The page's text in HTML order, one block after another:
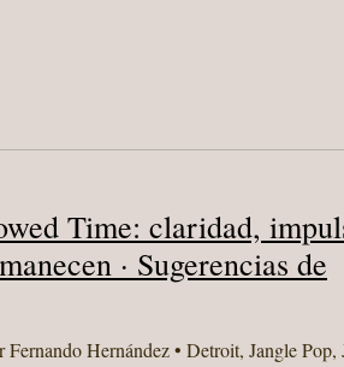
Time: claridad,
· Sugerencias de
Fernando Hernández• Detroit, Jangle Pop,